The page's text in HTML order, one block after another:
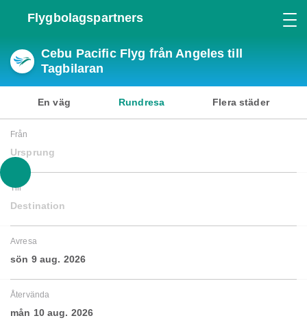
Flygbolagspartners
Cebu Pacific Flyg från Angeles till
Tagbilaran
En väg Rundresa Flera städer
Från
Ursprung
Till
Destination
Avresa
sön 9 aug. 2026
Återvända
mån 10 aug. 2026